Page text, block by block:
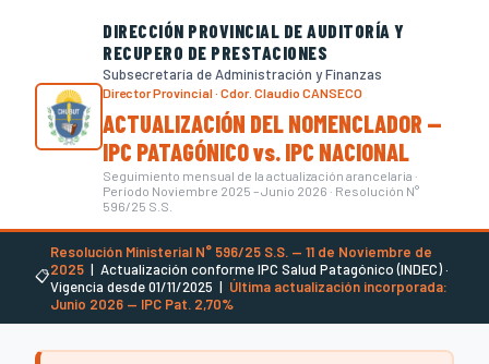
DIRECCIÓN PROVINCIAL DE AUDITORÍA Y
RECUPERO DE PRESTACIONES
Subsecretaría de Administración y Finanzas
Director Provincial · Cdor. Claudio CANSECO
ACTUALIZACIÓN DEL NOMENCLADOR —
IPC PATAGÓNICO vs. IPC NACIONAL
Seguimiento mensual de la actualización arancelaria ·
Período Noviembre 2025 – Junio 2026 · Resolución N°
596/25 S.S.
📋
Resolución Ministerial N° 596/25 S.S. — 11 de Noviembre de
2025 | Actualización conforme IPC Salud Patagónico (INDEC) ·
Vigencia desde 01/11/2025 | Última actualización incorporada:
Junio 2026 — IPC Pat. 2,70%